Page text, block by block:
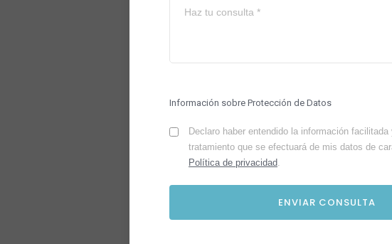
Información sobre Protección de Datos
Declaro haber entendido la información facilitada
tratamiento que se efectuará de mis datos de
Política de privacidad.